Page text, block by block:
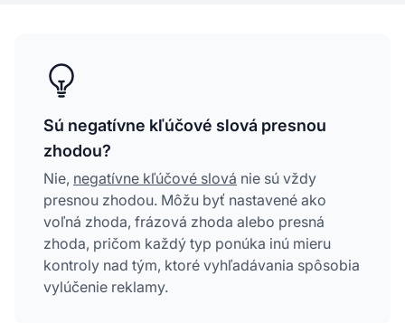
Sú negatívne kľúčové slová presnou
zhodou?
Nie, negatívne kľúčové slová nie sú vždy
presnou zhodou. Môžu byť nastavené ako
voľná zhoda, frázová zhoda alebo presná
zhoda, pričom každý typ ponúka inú mieru
kontroly nad tým, ktoré vyhľadávania spôsobia
vylúčenie reklamy.